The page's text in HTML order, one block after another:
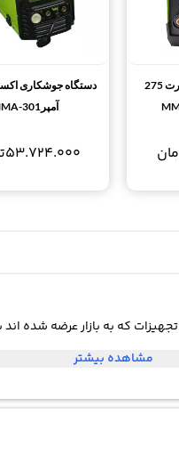
دستگاه جوش ایکس کورت 275
آمپرMMA-301
53.724.000
که به بازار عرضه شده اند
مشاهده بیشتر